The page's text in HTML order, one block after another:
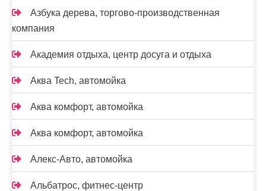
Азбука дерева, торгово-производственная
компания
Академия отдыха, центр досуга и отдыха
Аква Tech, автомойка
Аква комфорт, автомойка
Аква комфорт, автомойка
Алекс-Авто, автомойка
Альбатрос, фитнес-центр